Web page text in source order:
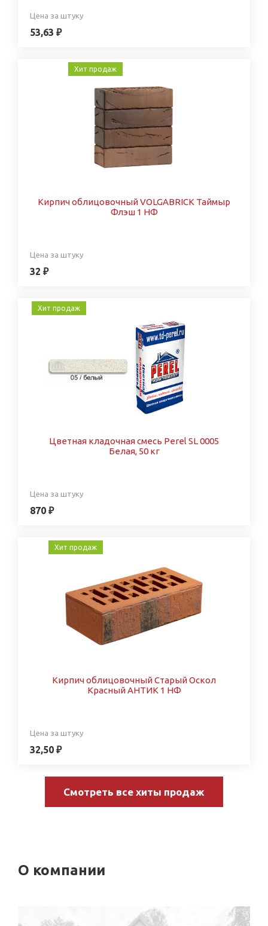
Цена за штуку
53,63 ₽
Хит продаж
Кирпич облицовочный VOLGABRICK Таймыр
Флэш 1 НФ
Цена за штуку
32 ₽
Хит продаж
Цветная кладочная смесь Perel SL 0005
Белая, 50 кг
Цена за штуку
870 ₽
Хит продаж
Кирпич облицовочный Старый Оскол
Красный АНТИК 1 НФ
Цена за штуку
32,50 ₽
Смотреть все хиты продаж
О компании